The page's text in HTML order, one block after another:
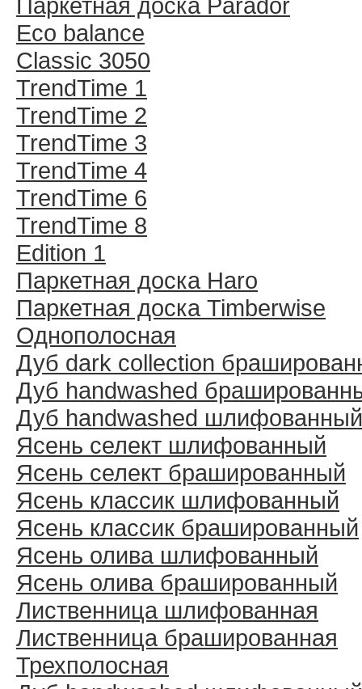
Eco balance
Classic 3050
TrendTime 1
TrendTime 2
TrendTime 3
TrendTime 4
TrendTime 6
TrendTime 8
Edition 1
Паркетная доска Haro
Паркетная доска Timberwise
Однополосная
Дуб dark collection
Дуб handwashed
Дуб handwashed шлифованный
Ясень селект шлифованный
Ясень селект брашированный
Ясень классик шлифованный
Ясень классик брашированный
Ясень олива шлифованный
Ясень олива брашированный
Лиственница шлифованная
Лиственница брашированная
Трехполосная